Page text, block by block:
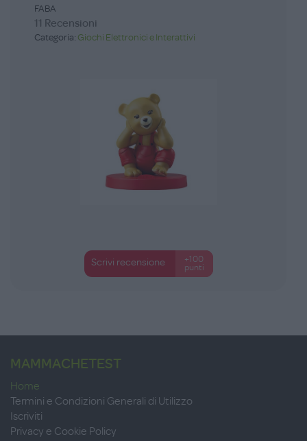
FABA
11 Recensioni
Categoria: Giochi Elettronici e Interattivi
Scrivi recensione
+100
punti
MAMMACHETEST
Home
Termini e Condizioni Generali di Utilizzo
Iscriviti
Privacy e Cookie Policy